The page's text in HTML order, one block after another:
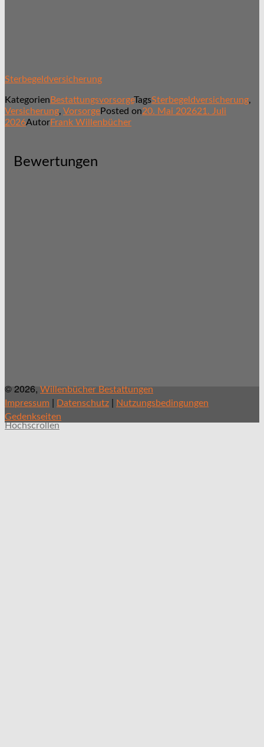
Sterbegeldversicherung
KategorienBestattungsvorsorgeTagsSterbegeldversicherung,
Versicherung, VorsorgePosted on20. Mai 202621. Juli
2026AutorFrank Willenbücher
Bewertungen
© 2026, Willenbücher Bestattungen
Impressum | Datenschutz | Nutzungsbedingungen
Gedenkseiten
Hochscrollen